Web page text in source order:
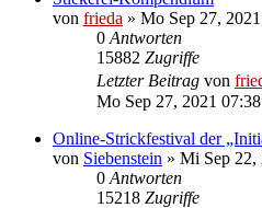
von frieda » Mo Sep 27,
0 Antworten
15882 Zugriffe
Letzter Beitrag von
Mo Sep 27, 2021 07:38
Online-Strickfestival der
von Siebenstein » Mi Sep 22,
0 Antworten
15218 Zugriffe